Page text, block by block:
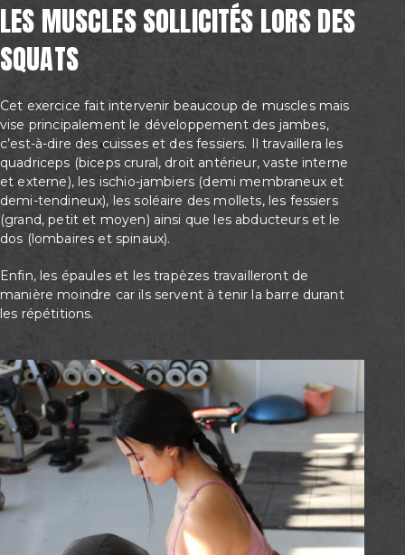
LES MUSCLES SOLLICITÉS LORS DES
SQUATS
Cet exercice fait intervenir beaucoup de muscles mais
vise principalement le développement des jambes,
c’est-à-dire des cuisses et des fessiers. Il travaillera les
quadriceps (biceps crural, droit antérieur, vaste interne
et externe), les ischio-jambiers (demi membraneux et
demi-tendineux), les soléaire des mollets, les fessiers
(grand, petit et moyen) ainsi que les abducteurs et le
dos (lombaires et spinaux).
Enfin, les épaules et les trapèzes travailleront de
manière moindre car ils servent à tenir la barre durant
les répétitions.